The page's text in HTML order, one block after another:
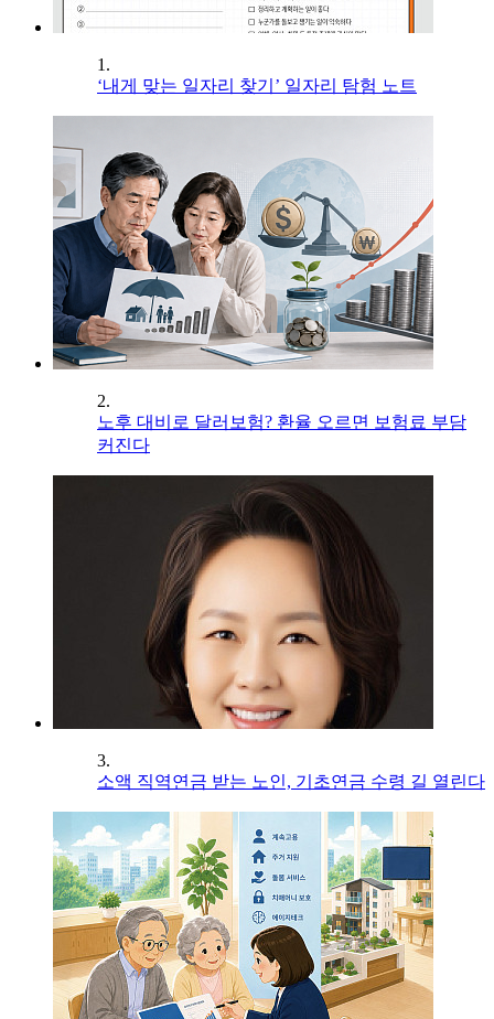
1.
‘내게 맞는 일자리 찾기’ 일자리 탐험 노트
2.
노후 대비로 달러보험? 환율 오르면 보험료 부담
커진다
3.
소액 직역연금 받는 노인, 기초연금 수령 길 열린다